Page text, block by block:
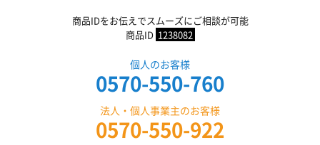
商品IDをお伝えでスムーズにご相談が可能
商品ID 1238082
個人のお客様
0570-550-760
法人・個人事業主のお客様
0570-550-922